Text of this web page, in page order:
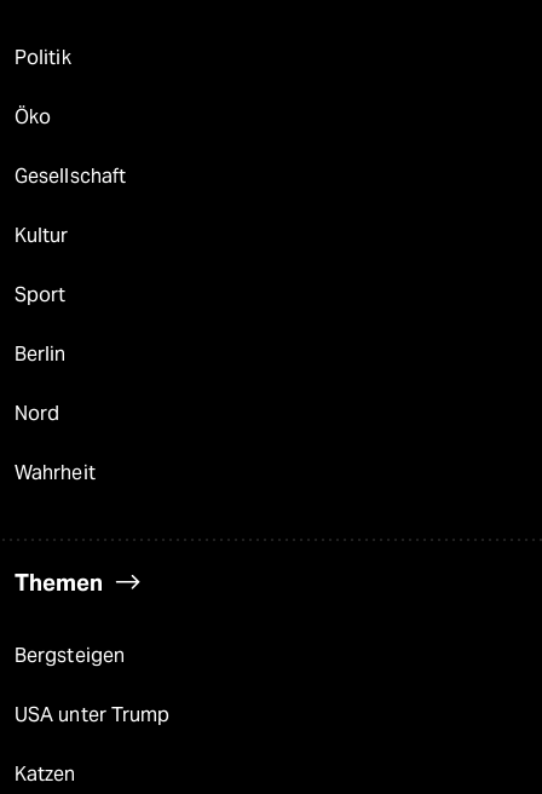
Politik
Öko
Gesellschaft
Kultur
Sport
Berlin
Nord
Wahrheit
Themen
Bergsteigen
USA unter Trump
Katzen